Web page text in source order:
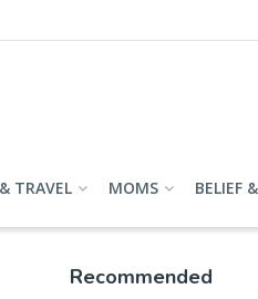
TRAVEL MOMS BELIEF
Recommended